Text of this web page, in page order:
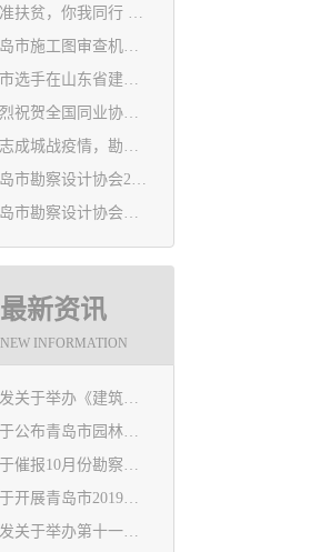
精准扶贫，你我同行 ——协会荣获全市2018年度脱贫攻坚和扶贫协作先进集体
青岛市施工图审查机构第八次联席会议成功举办
我市选手在山东省建筑设计BIM技术应用技能竞赛取得佳绩
热烈祝贺全国同业协会共庆新中国成立七十周年大会在广州成功举办 我市工程勘察设计行业获得多项荣誉称号
众志成城战疫情，勘察设计行业在行动
青岛市勘察设计协会2020年度第一次理事会顺利召开
青岛市勘察设计协会陪同市住房和城乡建设局刘波副局长走访调研会员单位
最新资讯
NEW INFORMATION
转发关于举办《建筑电气与智能化通用规范》 GB55024-2022公益宣贯的通知
关于公布青岛市园林景观设计创意职业技能选拔赛获奖结果的通知
关于催报10月份勘察设计经济形势月报的通知
关于开展青岛市2019年度勘察设计行业 优秀企业、优秀企业管理者、先进工作者 评选活动的通知
转发关于举办第十一届“创新杯”建筑信息模 型（BIM）应用大赛的通知